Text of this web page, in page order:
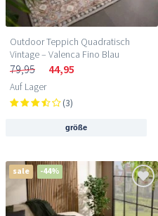
Outdoor Teppich Quadratisch
Vintage – Valenca Fino Blau
79,95 44,95
Auf Lager
(3)
größe
sale -44%